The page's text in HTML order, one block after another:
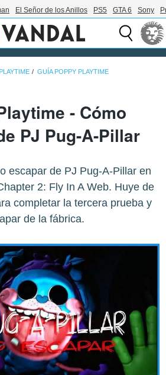
El Señor de los Anillos PS5 GTA 6 Sony
GUÍA POPPY PLAYTIME
- Cómo
PJ Pug-A-Pillar
escapar de PJ Pug-A-Pillar en
2: Fly In A Web. Huye de
completar la tercera prueba y
de la fábrica.